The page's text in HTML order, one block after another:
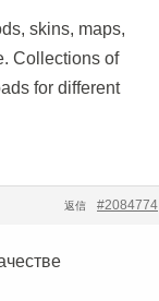
skins, maps,
Collections of
for different
#2084774
返信